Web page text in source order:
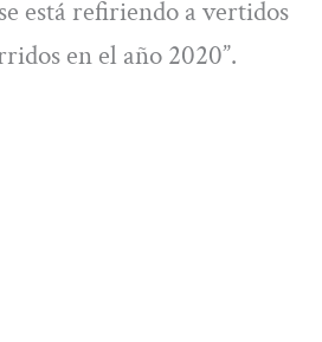
está refiriendo a vertidos
en el año 2020”.